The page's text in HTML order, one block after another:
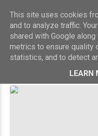
This site uses cookies
and to analyze traffic.
shared with Google
metrics to ensure quality
statistics, and to detect
LEARN